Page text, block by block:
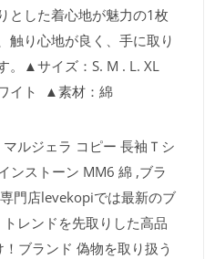
とした着心地が魅力の1枚
触り心地が良く、手に取り
。▲サイズ：S. M . L. XL
イト ▲素材：綿
ルジェラ コピー 長袖Ｔシ
ンストーン MM6 綿 ,ブラ
門店levekopiでは最新のブ
レンドを先取りした高品
ブランド 偽物を取り扱う